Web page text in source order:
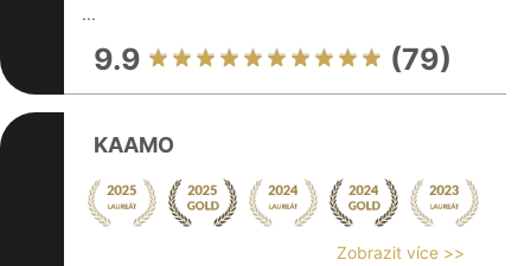
...
9.9 (79)
KAAMO
Zobrazit více >>